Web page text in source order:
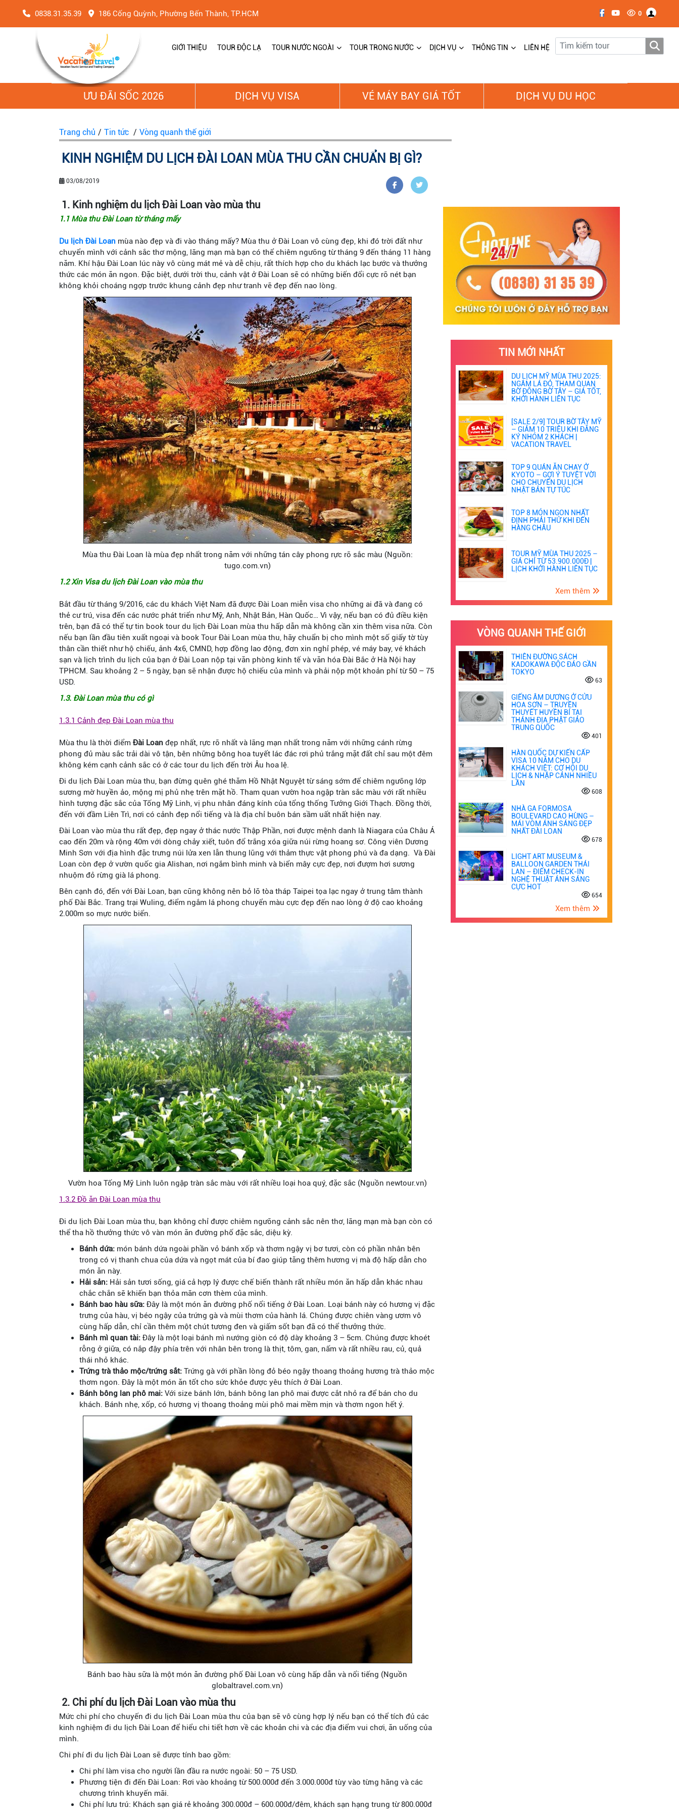
0838.31.35.39 186 Cống Quỳnh, Phường Bến Thành, TP.HCM 0
GIỚI THIỆU TOUR ĐỘC LẠ TOUR NƯỚC NGOÀI TOUR TRONG NƯỚC DỊCH VỤ THÔNG TIN LIÊN HỆ
ƯU ĐÃI SỐC 2026 DỊCH VỤ VISA VÉ MÁY BAY GIÁ TỐT DỊCH VỤ DU HỌC
Trang chủ / Tin tức / Vòng quanh thế giới
KINH NGHIỆM DU LỊCH ĐÀI LOAN MÙA THU CẦN CHUẨN BỊ GÌ?
03/08/2019
1. Kinh nghiệm du lịch Đài Loan vào mùa thu
1.1 Mùa thu Đài Loan từ tháng mấy
Du lịch Đài Loan mùa nào đẹp và đi vào tháng mấy? Mùa thu ở Đài Loan vô cùng đẹp, khi đó trời đất như
chuyển mình với cảnh sắc thơ mộng, lãng mạn mà bạn có thể chiêm ngưỡng từ tháng 9 đến tháng 11 hàng
năm. Khí hậu Đài Loan lúc này vô cùng mát mẻ và dễ chịu, rất thích hợp cho du khách lạc bước và thưởng
thức các món ăn ngon. Đặc biệt, dưới trời thu, cảnh vật ở Đài Loan sẽ có những biến đổi cực rõ nét bạn
không khỏi choáng ngợp trước khung cảnh đẹp như tranh vẽ đẹp đến nao lòng.
Mùa thu Đài Loan là mùa đẹp nhất trong năm với những tán cây phong rực rỡ sắc màu (Nguồn:
tugo.com.vn)
1.2 Xin Visa du lịch Đài Loan vào mùa thu
Bắt đầu từ tháng 9/2016, các du khách Việt Nam đã được Đài Loan miễn visa cho những ai đã và đang có
thẻ cư trú, visa đến các nước phát triển như Mỹ, Anh, Nhật Bản, Hàn Quốc… Vì vậy, nếu bạn có đủ điều kiện
trên, bạn đã có thể tự tin book tour du lịch Đài Loan mùa thu hấp dẫn mà không cần xin thêm visa nữa. Còn
nếu bạn lần đầu tiên xuất ngoại và book Tour Đài Loan mùa thu, hãy chuẩn bị cho mình một số giấy tờ tùy
thân cần thiết như hộ chiếu, ảnh 4x6, CMND, hợp đồng lao động, đơn xin nghỉ phép, vé máy bay, vé khách
sạn và lịch trình du lịch của bạn ở Đài Loan nộp tại văn phòng kinh tế và văn hóa Đài Bắc ở Hà Nội hay
TPHCM. Sau khoảng 2 – 5 ngày, bạn sẽ nhận được hộ chiếu của mình và phải nộp một khoản phí từ 50 – 75
USD.
1.3. Đài Loan mùa thu có gì
1.3.1 Cảnh đẹp Đài Loan mùa thu
Mùa thu là thời điểm Đài Loan đẹp nhất, rực rỡ nhất và lãng mạn nhất trong năm với những cánh rừng
phong đủ màu sắc trải dài vô tận, bên những bông hoa tuyết lác đác rơi phủ trắng mặt đất chỉ sau một đêm
không kém cạnh cảnh sắc có ở các tour du lịch đến trời Âu hoa lệ.
Đi du lịch Đài Loan mùa thu, bạn đừng quên ghé thăm Hồ Nhật Nguyệt từ sáng sớm để chiêm ngưỡng lớp
sương mờ huyền ảo, mộng mị phủ nhẹ trên mặt hồ. Tham quan vườn hoa ngập tràn sắc màu với rất nhiều
hình tượng đặc sắc của Tống Mỹ Linh, vị phu nhân đáng kính của tổng thống Tưởng Giới Thạch. Đồng thời,
đến với đầm Liên Trì, nơi có cảnh đẹp nổi tiếng và là địa chỉ buôn bán sầm uất nhất hiện nay.
Đài Loan vào mùa thu rất đẹp, đẹp ngay ở thác nước Thập Phần, nơi được mệnh danh là Niagara của Châu Á
cao đến 20m và rộng 40m với dòng chảy xiết, tuôn đổ trắng xóa giữa núi rừng hoang sơ. Công viên Dương
Minh Sơn với địa hình đặc trưng núi lửa xen lẫn thung lũng với thảm thực vật phong phú và đa dạng. Và Đài
Loan còn đẹp ở vườn quốc gia Alishan, nơi ngắm bình minh và biển mây cực đẹp, nơi đượm hơi sương
nhuộm đỏ rừng già lá phong.
Bên cạnh đó, đến với Đài Loan, bạn cũng không nên bỏ lỡ tòa tháp Taipei tọa lạc ngay ở trung tâm thành
phố Đài Bắc. Trang trại Wuling, điểm ngắm lá phong chuyển màu cực đẹp đến nao lòng ở độ cao khoảng
2.000m so mực nước biển.
Vườn hoa Tống Mỹ Linh luôn ngập tràn sắc màu với rất nhiều loại hoa quý, đặc sắc (Nguồn newtour.vn)
1.3.2 Đồ ăn Đài Loan mùa thu
Đi du lịch Đài Loan mùa thu, bạn không chỉ được chiêm ngưỡng cảnh sắc nên thơ, lãng mạn mà bạn còn có
thể tha hồ thưởng thức vô vàn món ăn đường phố đặc sắc, diệu kỳ.
Bánh dứa: món bánh dứa ngoài phần vỏ bánh xốp và thơm ngậy vị bơ tươi, còn có phần nhân bên
trong có vị thanh chua của dứa và ngọt mát của bí đao giúp tăng thêm hương vị mà độ hấp dẫn cho
món ăn này.
Hải sản: Hải sản tươi sống, giá cả hợp lý được chế biến thành rất nhiều món ăn hấp dẫn khác nhau
chắc chắn sẽ khiến bạn thỏa mãn cơn thèm của mình.
Bánh bao hàu sữa: Đây là một món ăn đường phố nổi tiếng ở Đài Loan. Loại bánh này có hương vị đặc
trưng của hàu, vị béo ngậy của trứng gà và mùi thơm của hành lá. Chúng được chiên vàng ươm vô
cùng hấp dẫn, chỉ cần thêm một chút tương đen và giấm sốt bạn đã có thể thưởng thức.
Bánh mì quan tài: Đây là một loại bánh mì nướng giòn có độ dày khoảng 3 – 5cm. Chúng được khoét
rỗng ở giữa, có nắp đậy phía trên với nhân bên trong là thịt, tôm, gan, nấm và rất nhiều rau, củ, quả
thái nhỏ khác.
Trứng trà thảo mộc/trứng sắt: Trứng gà với phần lòng đỏ béo ngậy thoang thoảng hương trà thảo mộc
thơm ngon. Đây là một món ăn tốt cho sức khỏe được yêu thích ở Đài Loan.
Bánh bông lan phô mai: Với size bánh lớn, bánh bông lan phô mai được cắt nhỏ ra để bán cho du
khách. Bánh nhẹ, xốp, có hương vị thoang thoảng mùi phô mai mềm mịn và thơm ngon hết ý.
Bánh bao hàu sữa là một món ăn đường phố Đài Loan vô cùng hấp dẫn và nổi tiếng (Nguồn
globaltravel.com.vn)
2. Chi phí du lịch Đài Loan vào mùa thu
Mức chi phí cho chuyến đi du lịch Đài Loan mùa thu của bạn sẽ vô cùng hợp lý nếu bạn có thể tích đủ các
kinh nghiệm đi du lịch Đài Loan để hiểu chi tiết hơn về các khoản chi và các địa điểm vui chơi, ăn uống của
mình.
Chi phí đi du lịch Đài Loan sẽ được tính bao gồm:
Chi phí làm visa cho người lần đầu ra nước ngoài: 50 – 75 USD.
Phương tiện đi đến Đài Loan: Rơi vào khoảng từ 500.000đ đến 3.000.000đ tùy vào từng hãng và các
chương trình khuyến mãi.
Chi phí lưu trú: Khách sạn giá rẻ khoảng 300.000đ – 600.000đ/đêm, khách sạn hạng trung từ 800.000đ
TIN MỚI NHẤT
DU LỊCH MỸ MÙA THU 2025:
NGẮM LÁ ĐỎ, THAM QUAN
BỜ ĐÔNG BỜ TÂY – GIÁ TỐT,
KHỞI HÀNH LIÊN TỤC
[SALE 2/9] TOUR BỜ TÂY MỸ
– GIẢM 10 TRIỆU KHI ĐĂNG
KÝ NHÓM 2 KHÁCH |
VACATION TRAVEL
TOP 9 QUÁN ĂN CHAY Ở
KYOTO – GỢI Ý TUYỆT VỜI
CHO CHUYẾN DU LỊCH
NHẬT BẢN TỰ TÚC
TOP 8 MÓN NGON NHẤT
ĐỊNH PHẢI THỬ KHI ĐẾN
HÀNG CHÂU
TOUR MỸ MÙA THU 2025 –
GIÁ CHỈ TỪ 53.900.000Đ |
LỊCH KHỞI HÀNH LIÊN TỤC
Xem thêm
VÒNG QUANH THẾ GIỚI
THIÊN ĐƯỜNG SÁCH
KADOKAWA ĐỘC ĐÁO GẦN
TOKYO
63
GIẾNG ÂM DƯƠNG Ở CỬU
HOA SƠN – TRUYỀN
THUYẾT HUYỀN BÍ TẠI
THÁNH ĐỊA PHẬT GIÁO
TRUNG QUỐC
401
HÀN QUỐC DỰ KIẾN CẤP
VISA 10 NĂM CHO DU
KHÁCH VIỆT: CƠ HỘI DU
LỊCH & NHẬP CẢNH NHIỀU
LẦN
608
NHÀ GA FORMOSA
BOULEVARD CAO HÙNG –
MÁI VÒM ÁNH SÁNG ĐẸP
NHẤT ĐÀI LOAN
678
LIGHT ART MUSEUM &
BALLOON GARDEN THÁI
LAN – ĐIỂM CHECK-IN
NGHỆ THUẬT ÁNH SÁNG
CỰC HOT
654
Xem thêm